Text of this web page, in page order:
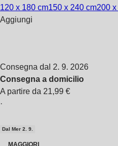
120 x 180 cm150 x 240 cm200
Aggiungi
Consegna dal 2. 9. 2026
Consegna a domicilio
A partire da 21,99 €
·
Dal Mer 2. 9.
MAGGIORI